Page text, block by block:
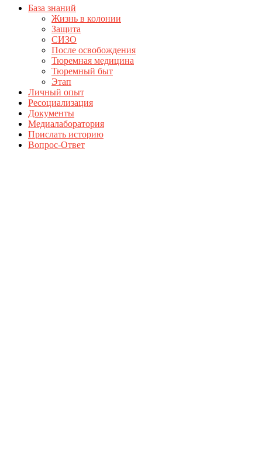
База знаний
Жизнь в колонии
Защита
СИЗО
После освобождения
Тюремная медицина
Тюремный быт
Этап
Личный опыт
Ресоциализация
Документы
Медиалаборатория
Прислать историю
Вопрос-Ответ